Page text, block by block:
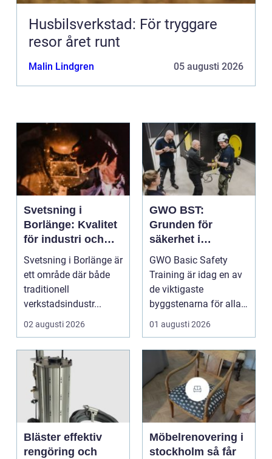
Husbilsverkstad: För tryggare
resor året runt
Malin Lindgren 05 augusti 2026
Svetsning i
Borlänge: Kvalitet
för industri och
konstruktion
Svetsning i Borlänge är
ett område där både
traditionell
verkstadsindustr...
02 augusti 2026
GWO BST:
Grunden för
säkerhet i
vindkraftsbransch
en
GWO Basic Safety
Training är idag en av
de viktigaste
byggstenarna för alla
som vill arbet...
01 augusti 2026
Bläster effektiv
rengöring och
Möbelrenovering i
stockholm så får